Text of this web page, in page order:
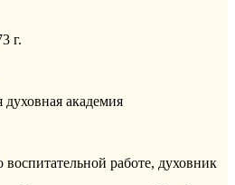
г.
духовная академия
работе, духовник